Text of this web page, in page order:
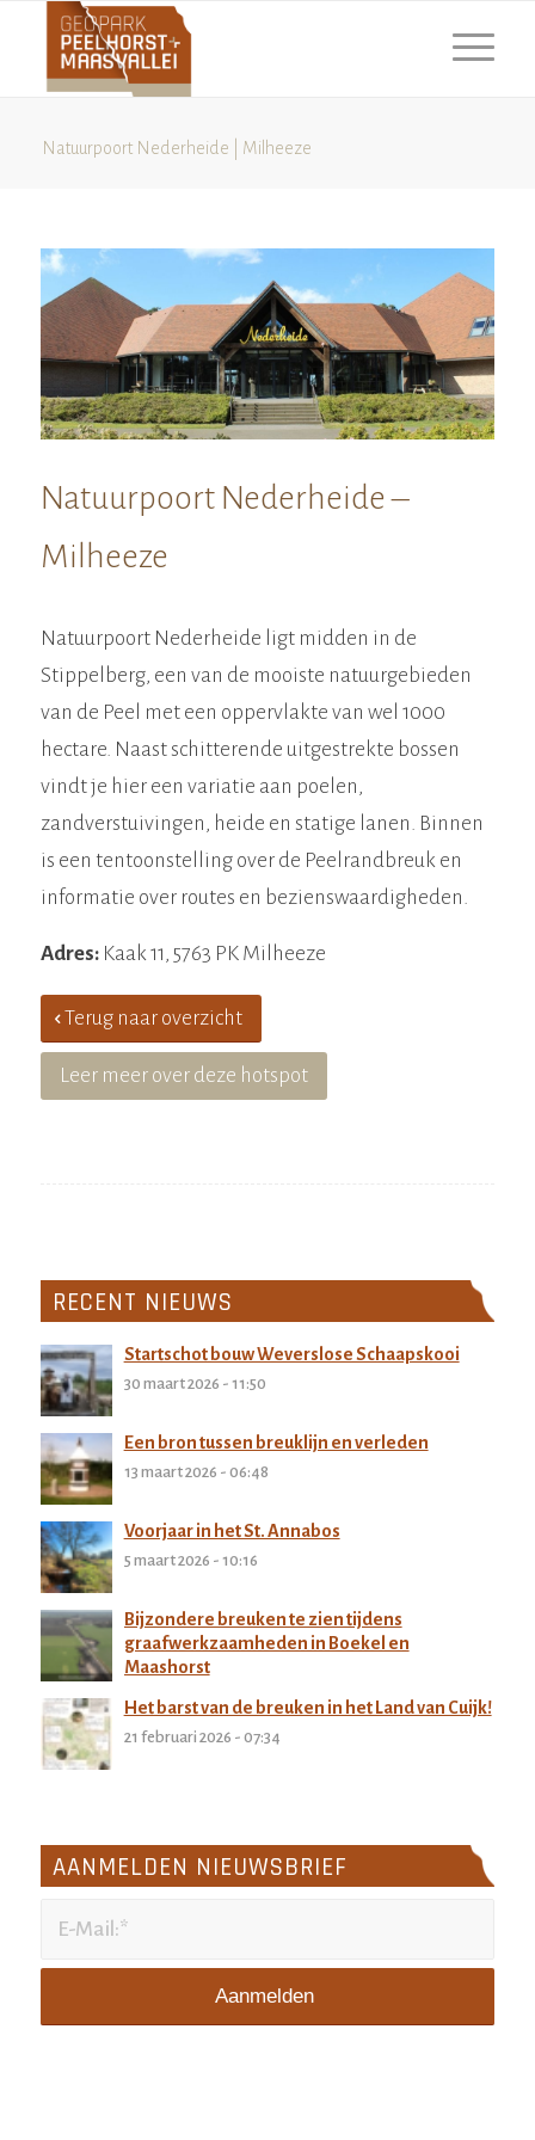
Natuurpoort Nederheide | Milheeze
Natuurpoort Nederheide –
Milheeze
Natuurpoort Nederheide ligt midden in de
Stippelberg, een van de mooiste natuurgebieden
van de Peel met een oppervlakte van wel 1000
hectare. Naast schitterende uitgestrekte bossen
vindt je hier een variatie aan poelen,
zandverstuivingen, heide en statige lanen. Binnen
is een tentoonstelling over de Peelrandbreuk en
informatie over routes en bezienswaardigheden.
Adres: Kaak 11, 5763 PK Milheeze
Terug naar overzicht
Leer meer over deze hotspot
RECENT NIEUWS
Startschot bouw Weverslose Schaapskooi
30 maart 2026 - 11:50
Een bron tussen breuklijn en verleden
13 maart 2026 - 06:48
Voorjaar in het St. Annabos
5 maart 2026 - 10:16
Bijzondere breuken te zien tijdens
graafwerkzaamheden in Boekel en
Maashorst
27 februari 2026 - 11:32
Het barst van de breuken in het Land van Cuijk!
21 februari 2026 - 07:34
AANMELDEN NIEUWSBRIEF